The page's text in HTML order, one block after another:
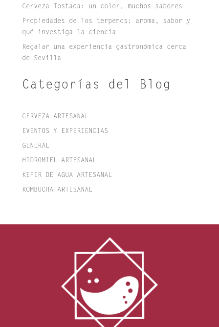
Cerveza Tostada: un color, muchos sabores
Propiedades de los terpenos: aroma, sabor y
qué investiga la ciencia
Regalar una experiencia gastronómica cerca
de Sevilla
Categorías del Blog
CERVEZA ARTESANAL
EVENTOS Y EXPERIENCIAS
GENERAL
HIDROMIEL ARTESANAL
KEFIR DE AGUA ARTESANAL
KOMBUCHA ARTESANAL